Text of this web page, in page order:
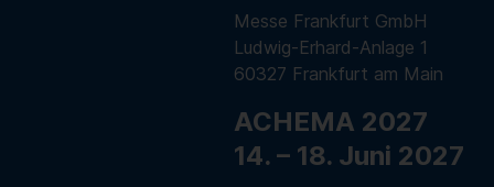
Messe Frankfurt GmbH
Ludwig-Erhard-Anlage 1
60327 Frankfurt am Main
ACHEMA 2027
14. – 18. Juni 2027